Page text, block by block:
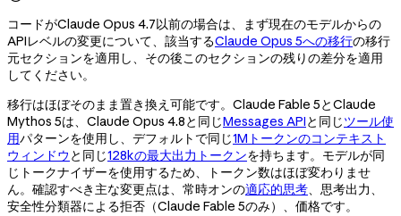
コードがClaude Opus 4.7以前の場合は、まず現在のモデルからの
APIレベルの変更について、該当するClaude Opus 5への移行の移行
元セクションを適用し、その後このセクションの残りの差分を適用
してください。
移行はほぼそのまま置き換え可能です。Claude Fable 5とClaude
Mythos 5は、Claude Opus 4.8と同じMessages APIと同じツール使
用パターンを使用し、デフォルトで同じ1Mトークンのコンテキスト
ウィンドウ と同じ128kの最大出力トークンを持ちます。モデルが同
じトークナイザーを使用するため、トークン数はほぼ変わりませ
ん。確認すべき主な変更点は、常時オンの適応的思考、思考出力、
安全性分類器による拒否（Claude Fable 5のみ）、価格です。